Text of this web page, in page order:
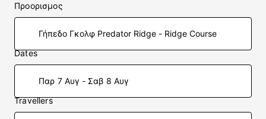
Προορισμος
Dates
Παρ 7 Αυγ - Σαβ 8 Αυγ
Travellers